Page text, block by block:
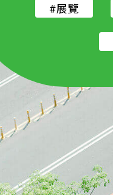
#展覽